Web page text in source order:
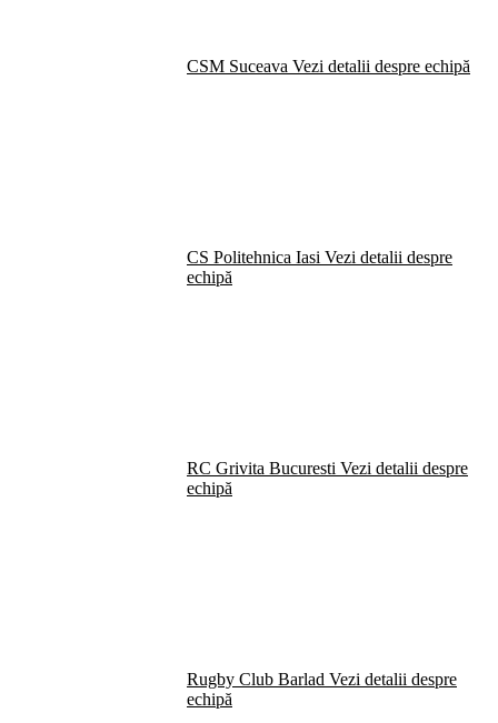
CSM Suceava Vezi detalii despre echipă
CS Politehnica Iasi Vezi detalii despre
echipă
RC Grivita Bucuresti Vezi detalii despre
echipă
Rugby Club Barlad Vezi detalii despre
echipă